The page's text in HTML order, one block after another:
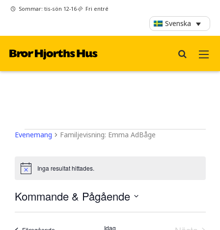
Sommar: tis-sön 12-16 Fri entré
Svenska
Evenemang
Evenemang Familjevisning: Emma AdBåge
Notis Inga resultat hittades.
Kommande & Pågående
Välj
Idag